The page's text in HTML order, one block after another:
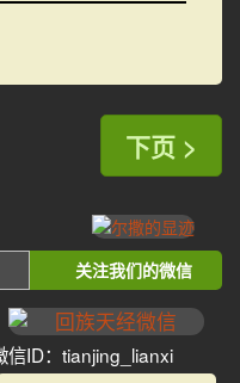
下页 >
关注我们的微信
信ID：tianjing_lianxi